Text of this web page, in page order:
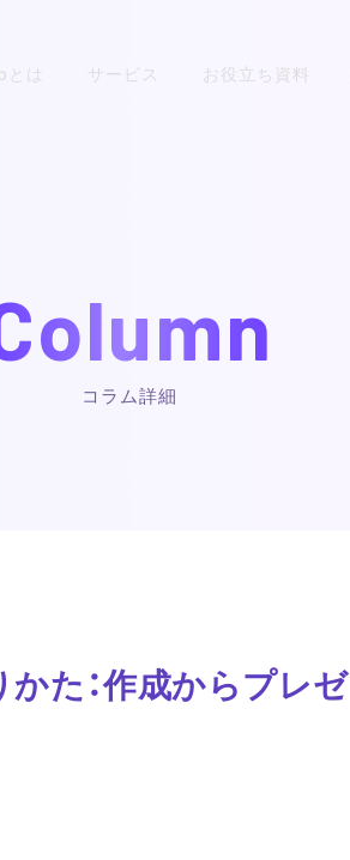
は サービス お役立ち資料
コラム詳細
た：作成からプレゼ